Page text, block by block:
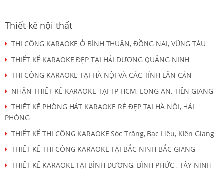
Thiết kế nội thất
THI CÔNG KARAOKE Ở BÌNH THUẬN, ĐỒNG NAI, VŨNG TÀU
THIẾT KẾ KARAOKE ĐẸP TẠI HẢI DƯƠNG QUẢNG NINH
THI CÔNG KARAOKE TẠI HÀ NỘI VÀ CÁC TỈNH LÂN CẬN
NHẬN THIẾT KẾ KARAOKE TẠI TP HCM, LONG AN, TIỀN GIANG
THIẾT KẾ PHÒNG HÁT KARAOKE RẺ ĐẸP TẠI HÀ NỘI, HẢI
PHÒNG
THIẾT KẾ THI CÔNG KARAOKE Sóc Trăng, Bạc Liêu, Kiên Giang
THIẾT KẾ THI CÔNG KARAOKE TẠI BẮC NINH BẮC GIANG
THIẾT KẾ KARAOKE TẠI BÌNH DƯƠNG, BÌNH PHỨC , TÂY NINH